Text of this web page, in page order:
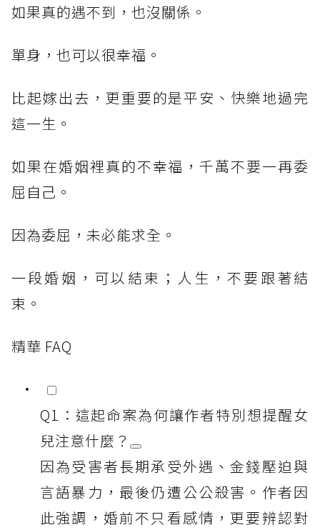
如果真的遇不到，也沒關係。
單身，也可以很幸福。
比起嫁出去，更重要的是平安、快樂地過完
這一生。
如果在婚姻裡真的不幸福，千萬不要一再委
屈自己。
因為委屈，未必能求全。
一段婚姻，可以結束；人生，不要跟著結
束。
精華 FAQ
Q1：這起命案為何讓作者特別想提醒女
兒注意什麼？
因為受害者長期承受外遇、金錢壓迫與
言語暴力，最後仍遭公公殺害。作者因
此強調，婚前不只看感情，更要辨認對